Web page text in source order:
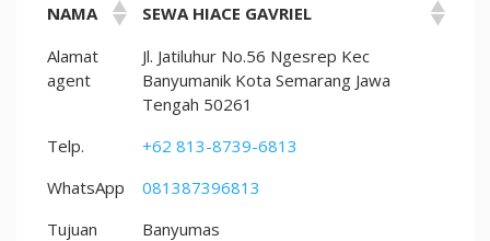
NAMA
SEWA HIACE GAVRIEL
Alamat
agent
Jl. Jatiluhur No.56 Ngesrep Kec
Banyumanik Kota Semarang Jawa
Tengah 50261
Telp.
+62 813-8739-6813
WhatsApp
081387396813
Tujuan
Banyumas